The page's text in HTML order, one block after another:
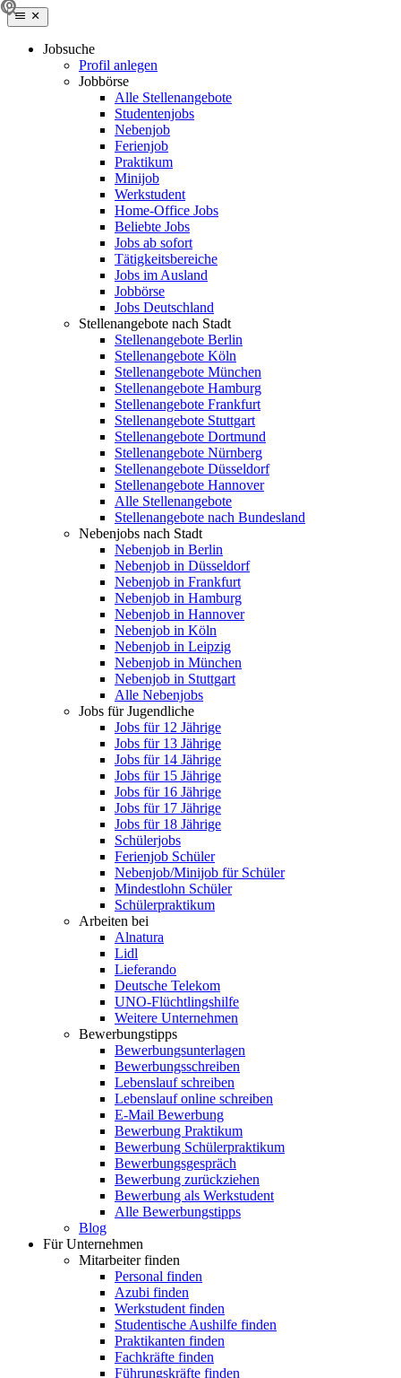
Jobsuche
Profil anlegen
Jobbörse
Alle Stellenangebote
Studentenjobs
Nebenjob
Ferienjob
Praktikum
Minijob
Werkstudent
Home-Office Jobs
Beliebte Jobs
Jobs ab sofort
Tätigkeitsbereiche
Jobs im Ausland
Jobbörse
Jobs Deutschland
Stellenangebote nach Stadt
Stellenangebote Berlin
Stellenangebote Köln
Stellenangebote München
Stellenangebote Hamburg
Stellenangebote Frankfurt
Stellenangebote Stuttgart
Stellenangebote Dortmund
Stellenangebote Nürnberg
Stellenangebote Düsseldorf
Stellenangebote Hannover
Alle Stellenangebote
Stellenangebote nach Bundesland
Nebenjobs nach Stadt
Nebenjob in Berlin
Nebenjob in Düsseldorf
Nebenjob in Frankfurt
Nebenjob in Hamburg
Nebenjob in Hannover
Nebenjob in Köln
Nebenjob in Leipzig
Nebenjob in München
Nebenjob in Stuttgart
Alle Nebenjobs
Jobs für Jugendliche
Jobs für 12 Jährige
Jobs für 13 Jährige
Jobs für 14 Jährige
Jobs für 15 Jährige
Jobs für 16 Jährige
Jobs für 17 Jährige
Jobs für 18 Jährige
Schülerjobs
Ferienjob Schüler
Nebenjob/Minijob für Schüler
Mindestlohn Schüler
Schülerpraktikum
Arbeiten bei
Alnatura
Lidl
Lieferando
Deutsche Telekom
UNO-Flüchtlingshilfe
Weitere Unternehmen
Bewerbungstipps
Bewerbungsunterlagen
Bewerbungsschreiben
Lebenslauf schreiben
Lebenslauf online schreiben
E-Mail Bewerbung
Bewerbung Praktikum
Bewerbung Schülerpraktikum
Bewerbungsgespräch
Bewerbung zurückziehen
Bewerbung als Werkstudent
Alle Bewerbungstipps
Blog
Für Unternehmen
Mitarbeiter finden
Personal finden
Azubi finden
Werkstudent finden
Studentische Aushilfe finden
Praktikanten finden
Fachkräfte finden
Führungskräfte finden